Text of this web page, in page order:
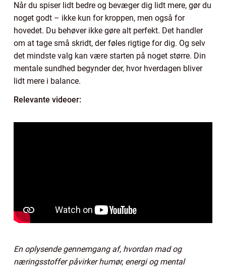
Når du spiser lidt bedre og bevæger dig lidt mere, gør du
noget godt – ikke kun for kroppen, men også for
hovedet. Du behøver ikke gøre alt perfekt. Det handler
om at tage små skridt, der føles rigtige for dig. Og selv
det mindste valg kan være starten på noget større. Din
mentale sundhed begynder der, hvor hverdagen bliver
lidt mere i balance.
Relevante videoer:
En oplysende gennemgang af, hvordan mad og
næringsstoffer påvirker humør, energi og mental